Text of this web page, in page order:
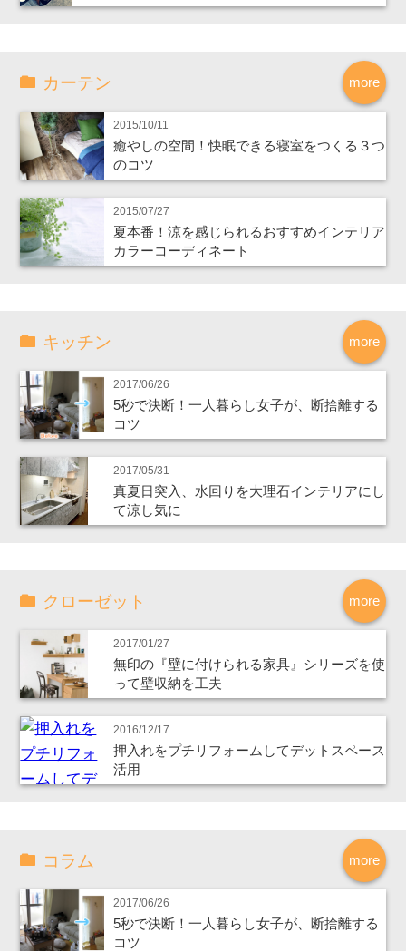
more
カーテン
2015/10/11
癒やしの空間！快眠できる寝室をつくる３つ
のコツ
2015/07/27
夏本番！涼を感じられるおすすめインテリア
カラーコーディネート
more
キッチン
2017/06/26
5秒で決断！一人暮らし女子が、断捨離する
コツ
2017/05/31
真夏日突入、水回りを大理石インテリアにし
て涼し気に
more
クローゼット
2017/01/27
無印の『壁に付けられる家具』シリーズを使
って壁収納を工夫
2016/12/17
押入れをプチリフォームしてデットスペース
活用
more
コラム
2017/06/26
5秒で決断！一人暮らし女子が、断捨離する
コツ